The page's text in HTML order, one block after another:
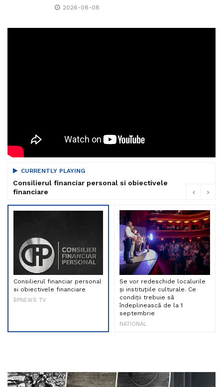
2026-08-08
CURRENTLY PLAYING
Consilierul financiar personal si obiectivele
financiare
Consilierul financiar personal
si obiectivele financiare
BPNEWS TV
Se vor redeschide localurile
și instituțiile culturale. Ce
condiții trebuie să
îndeplinească de la 1
septembrie
NATIONAL